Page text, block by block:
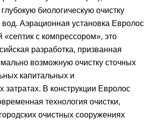
биологическую очистку
Аэрационная установка Евролос
с компрессором», это
разработка, призванная
возможную очистку сточных
капитальных и
затратах. В конструкции Евролос
технология очистки,
очистных сооружениях